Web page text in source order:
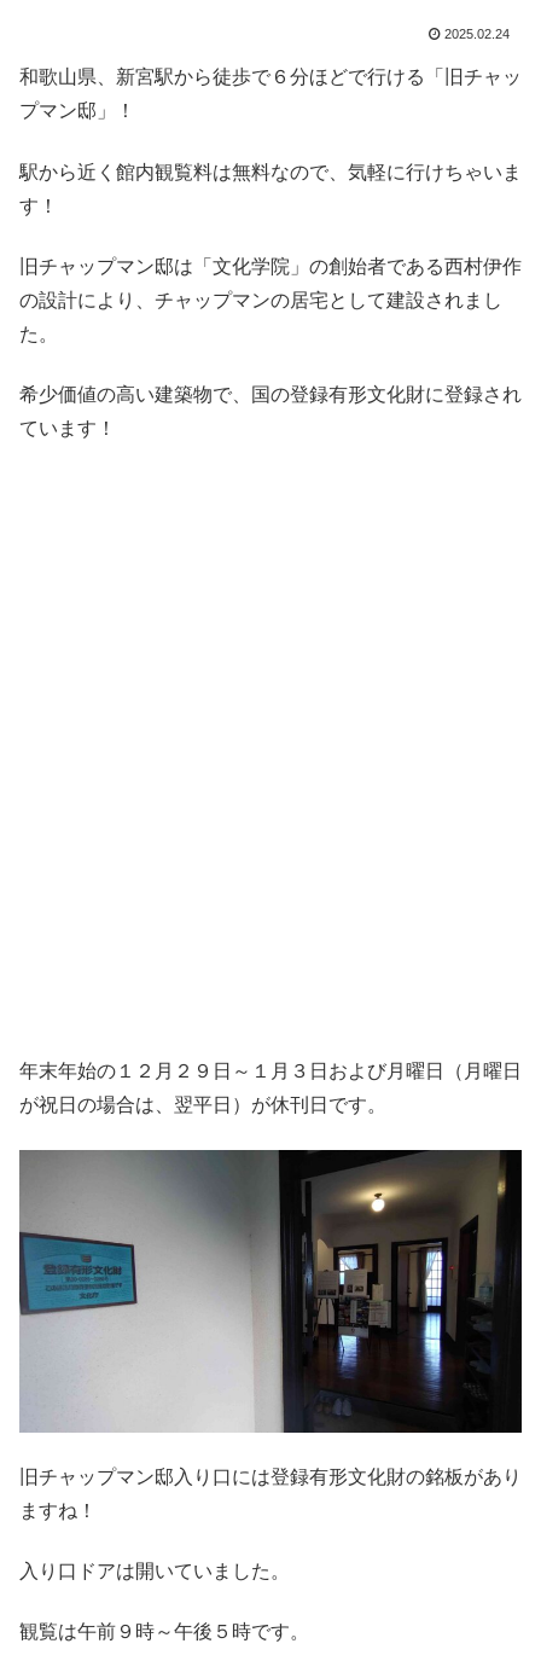
2025.02.24
和歌山県、新宮駅から徒歩で６分ほどで行ける「旧チャッ
プマン邸」！
駅から近く館内観覧料は無料なので、気軽に行けちゃいま
す！
旧チャップマン邸は「文化学院」の創始者である西村伊作
の設計により、チャップマンの居宅として建設されまし
た。
希少価値の高い建築物で、国の登録有形文化財に登録され
ています！
年末年始の１２月２９日～１月３日および月曜日（月曜日
が祝日の場合は、翌平日）が休刊日です。
旧チャップマン邸入り口には登録有形文化財の銘板があり
ますね！
入り口ドアは開いていました。
観覧は午前９時～午後５時です。